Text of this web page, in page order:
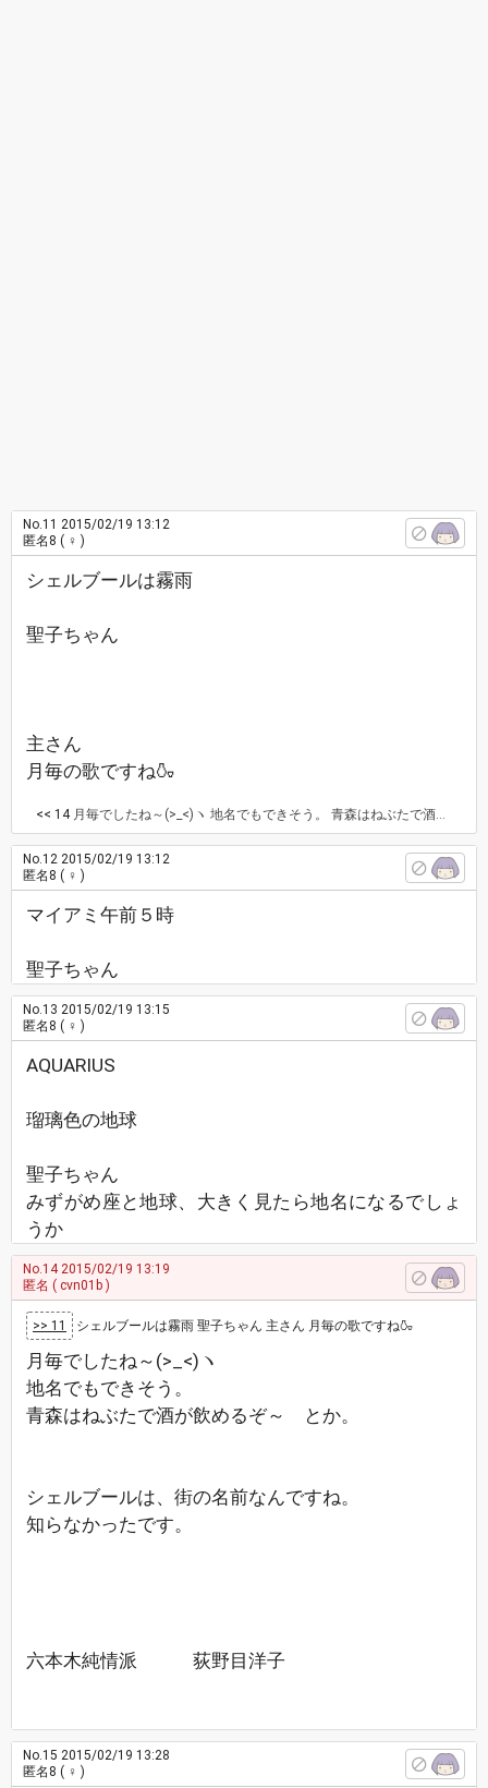
No.11 2015/02/19 13:12
匿名8 ( ♀ )
シェルブールは霧雨
聖子ちゃん
主さん
月毎の歌ですね🍶
<< 14月毎でしたね～(>_<)ヽ 地名でもできそう。 青森はねぶたで酒が飲めるぞ～ とか。 シェルブールは、街の名前なんですね。 知らなかったです。 六本木純情派 荻野目洋子
No.12 2015/02/19 13:12
匿名8 ( ♀ )
マイアミ午前５時
聖子ちゃん
No.13 2015/02/19 13:15
匿名8 ( ♀ )
AQUARIUS
瑠璃色の地球
聖子ちゃん
みずがめ座と地球、大きく見たら地名になるでしょ
うか
No.142015/02/19 13:19
匿名 ( cvn01b )
>> 11 シェルブールは霧雨 聖子ちゃん 主さん 月毎の歌ですね🍶
月毎でしたね～(>_<)ヽ
地名でもできそう。
青森はねぶたで酒が飲めるぞ～ とか。
シェルブールは、街の名前なんですね。
知らなかったです。
六本木純情派 荻野目洋子
No.15 2015/02/19 13:28
匿名8 ( ♀ )